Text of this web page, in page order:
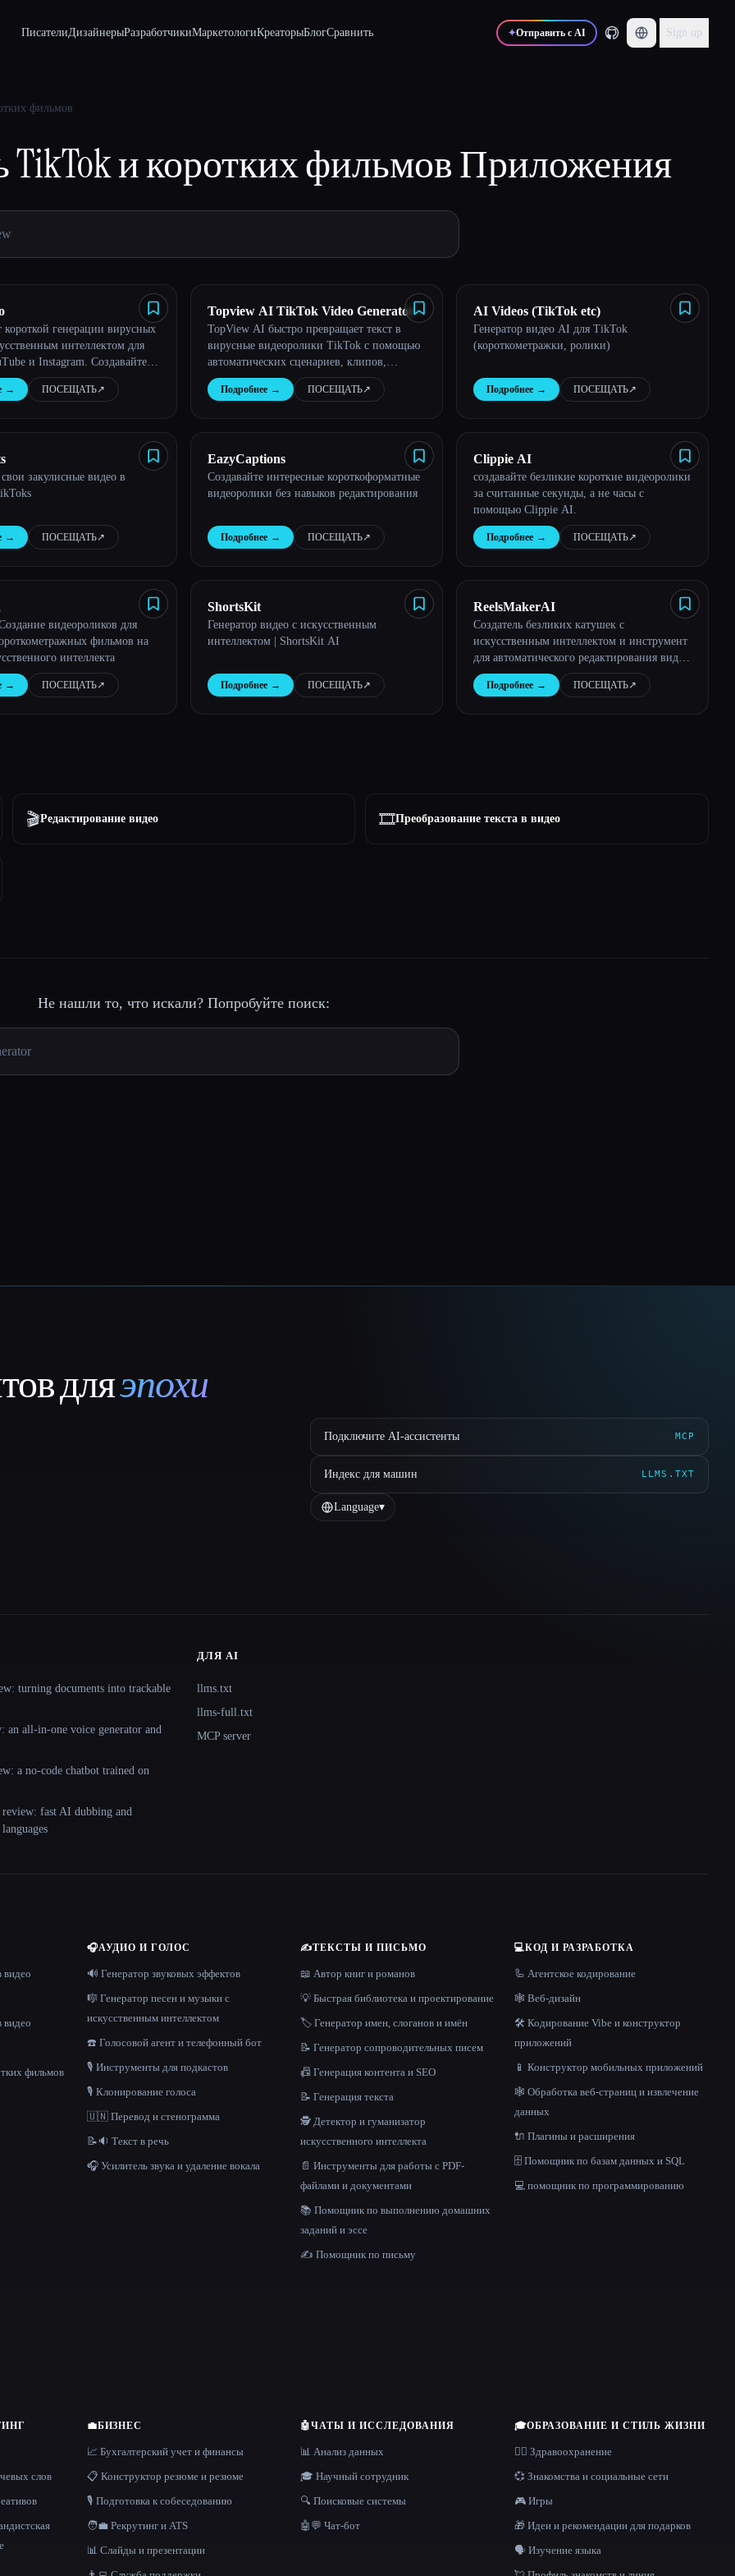
ПисателиДизайнерыРазработчикиМаркетологиКреаторыБлогСравнить ✦Отправить с AI Sign up
фильмов
TikTok и коротких фильмовПриложения
короткой генерации вирусных
интеллектом для
и Instagram. Создавайте
без особых усилий.
→ ПОСЕЩАТЬ↗︎
Topview AI TikTok Video Generator
TopView AI быстро превращает текст в
вирусные видеоролики TikTok с помощью
автоматических сценариев, клипов,
озвучек и музыки.
Подробнее → ПОСЕЩАТЬ↗︎
AI Videos (TikTok etc)
Генератор видео AI для TikTok
(короткометражки, ролики)
Подробнее → ПОСЕЩАТЬ↗︎
закулисные видео в
→ ПОСЕЩАТЬ↗︎
EazyCaptions
Создавайте интересные короткоформатные
видеоролики без навыков редактирования
Подробнее → ПОСЕЩАТЬ↗︎
Clippie AI
создавайте безликие короткие видеоролики
за считанные секунды, а не часы с
помощью Clippie AI.
Подробнее → ПОСЕЩАТЬ↗︎
видеороликов для
фильмов на
интеллекта
→ ПОСЕЩАТЬ↗︎
ShortsKit
Генератор видео с искусственным
интеллектом | ShortsKit AI
Подробнее → ПОСЕЩАТЬ↗︎
ReelsMakerAI
Создатель безликих катушек с
искусственным интеллектом и инструмент
для автоматического редактирования видео
| ReelsMakerAI
Подробнее → ПОСЕЩАТЬ↗︎
🎬Редактирование видео 🎞️Преобразование текста в видео
Не нашли то, что искали? Попробуйте поиск:
дляэпохи
Подключите AI-ассистенты MCP
Индекс для машин LLMS.TXT
Language▾
turning documents into trackable
an all-in-one voice generator and
a no-code chatbot trained on
review: fast AI dubbing and
ДЛЯ AI
llms.txt
llms-full.txt
MCP server
видео
видео
фильмов
🎧АУДИО И ГОЛОС
🔊 Генератор звуковых эффектов
🎼 Генератор песен и музыки с
искусственным интеллектом
☎️ Голосовой агент и телефонный бот
🎙️ Инструменты для подкастов
🎙️ Клонирование голоса
🇺🇳 Перевод и стенограмма
📝🔉 Текст в речь
🎧 Усилитель звука и удаление вокала
✍️ТЕКСТЫ И ПИСЬМО
📖 Автор книг и романов
💡 Быстрая библиотека и проектирование
🏷️ Генератор имен, слоганов и имён
📝 Генератор сопроводительных писем
📠 Генерация контента и SEO
📝 Генерация текста
🕵️ Детектор и гуманизатор
искусственного интеллекта
📄 Инструменты для работы с PDF-
файлами и документами
📚 Помощник по выполнению домашних
заданий и эссе
✍️ Помощник по письму
💻КОД И РАЗРАБОТКА
🦾 Агентское кодирование
🕸 Веб-дизайн
🛠️ Кодирование Vibe и конструктор
приложений
📱 Конструктор мобильных приложений
🕸️ Обработка веб-страниц и извлечение
данных
🔌 Плагины и расширения
🗄️ Помощник по базам данных и SQL
💻 помощник по программированию
слов
💼БИЗНЕС
📈 Бухгалтерский учет и финансы
📋 Конструктор резюме и резюме
🎙️ Подготовка к собеседованию
🧑‍💼 Рекрутинг и ATS
📊 Слайды и презентации
🤖ЧАТЫ И ИССЛЕДОВАНИЯ
📊 Анализ данных
🎓 Научный сотрудник
🔍 Поисковые системы
🤖💬 Чат-бот
🎓ОБРАЗОВАНИЕ И СТИЛЬ ЖИЗНИ
👩‍⚕️ Здравоохранение
💞 Знакомства и социальные сети
🎮 Игры
🎁 Идеи и рекомендации для подарков
🗣️ Изучение языка